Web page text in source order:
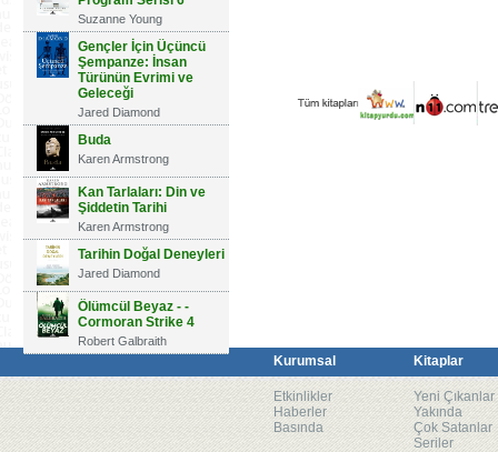
Suzanne Young
Gençler İçin Üçüncü
Şempanze: İnsan
Türünün Evrimi ve
Geleceği
Jared Diamond
Buda
Karen Armstrong
Kan Tarlaları: Din ve
Şiddetin Tarihi
Karen Armstrong
Tarihin Doğal Deneyleri
Jared Diamond
Ölümcül Beyaz - -
Cormoran Strike 4
Robert Galbraith
Kurumsal Kitaplar
Etkinlikler
Haberler
Basında
Yeni Çıkanlar
Yakında
Çok Satanlar
Seriler